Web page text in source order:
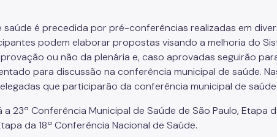
é precedida por pré-conferências realizadas em
podem elaborar propostas visando a melhoria do
ou não da plenária e, caso aprovadas seguirão
para discussão na conferência municipal de saúde.
que participarão da conferência municipal de saúde.
23ª Conferência Municipal de Saúde de São Paulo, Etapa
da 18ª Conferência Nacional de Saúde.